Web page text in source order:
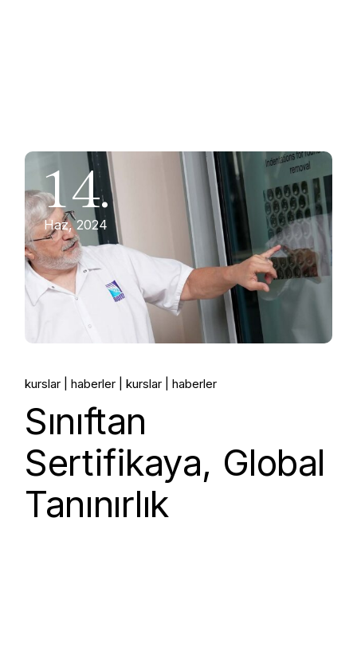
14.
Haz, 2024
kurslar haberler kurslar haberler
Sınıftan
Sertifikaya, Global
Tanınırlık